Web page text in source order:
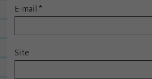
E-mail*
Site